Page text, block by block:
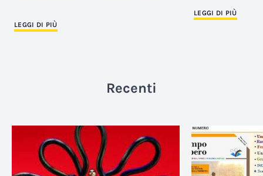
LEGGI DI PIÙ
LEGGI DI PIÙ
Recenti